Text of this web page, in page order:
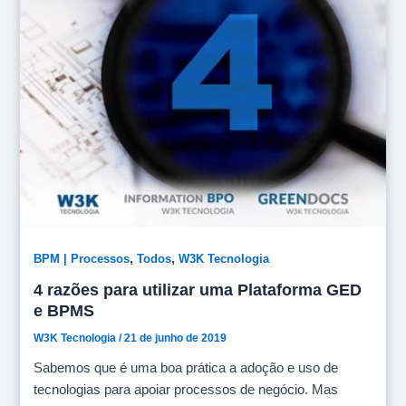
reuniões aconteceram para que os estudos e ajustes
de implantação fossem definidos. O Time de Qualidade
tem realizado o trabalho de organização e
padronização dos arquivos, com a assessoria de
Gustavo Roveder, parceiro da W3K, que tem
acompanhado diretamente todo esse processo.
#ESFFlorianopolis #ESFBrasil #EWB
#NósAcreditamos #NósConstruímos
#JuntosSomosGrandes #JuntosSomosMaisFortes
#parceria #Repost
BPM | Processos,Todos,W3K Tecnologia
4 razões para utilizar uma Plataforma GED
e BPMS
W3K Tecnologia/21 de junho de 2019
Sabemos que é uma boa prática a adoção e uso de
tecnologias para apoiar processos de negócio. Mas